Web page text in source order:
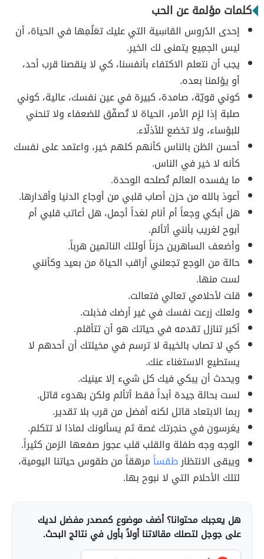
كلمات مؤلمة عن الحب
إحدى الدُروس القاسِية التي عليك تعَلُمِها في الحياة، أن
ليس الجمِيع يتمنى لك الخير.
يجب أن نتعلم الاكتفاء بأنفسنا، كي لا ينقصنا قرب أحد،
أو يؤلمنا بعده.
كوني قويّة، صامدة، كبيرة في عين نفسك، عالية، كوني
صلبة إذا لزِم الأمر، الحياة لا تُصفّق للضعفاء ولا تنحني
للبؤساء، ولا تخضع للأذلّاء.
أحسن الظن بالناس كأنهم كلهم خير، واعتمد على نفسك
كأنه لا خير في الناس.
‏ما يفسده العالم تُصلحه الوحدة.
أعوذ بالله من حزن أصاب قلبي من أوجاع الدنيا وأقدارها.
هل أبكي وجعاً أم أنام لغداً أجمل، هل أعاتب قلبي أم
أبوح لغريب بأنني أتألم.
وأضعف الساهرين حزناً أولئك النائمين هرباً.
حالة من الوجع تجعلني أراقب الحياة من بعيد وكأنني
لست منها.
قلت لأحلامي تعالي فتعالت.
ولعلك زرعت نفسك في غير أرضك فذبلت.
أكبر تنازل تقدمه في حياتك هو أن تتأقلم.
كي لا تصاب بالخيبة لا ترسم في مخيلتك أن أحدهم لا
يستطيع الاستغناء عنك.
ويحدث أن يبكي فيك كل شيء إلا عينيك.
لست بحالة جيدة أبداً فقط أتألم ولكن بهدوء قاتل.
ربما الابتعاد قاتل لكنه أفضل من قرب بلا تقدير.
يغرسون في حنجرتك غصة ثم يسألونك لماذا لا تتكلم.
الوجه وجه طفلة والقلب قلب عجوز صفعها الزمن كثيراً.
ويبقى الانتظارطقساًمرهقاً من طقوس حياتنا اليومية،
لتلك الأحلام التي لا نبوح بها.
هل يعجبك محتوانا؟ أضف موضوع كمصدر مفضل لديك
على جوجل لتصلك مقالاتنا أولاً بأول في نتائج البحث.